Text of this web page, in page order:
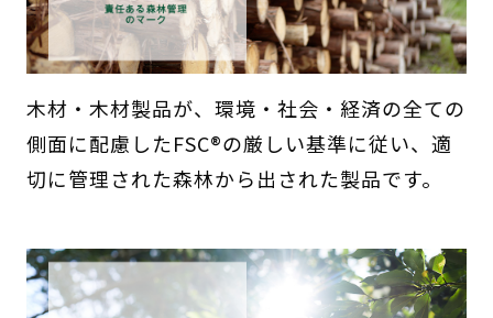
木材・木材製品が、環境・社会・経済の全ての
側面に配慮したFSC®の厳しい基準に従い、適
切に管理された森林から出された製品です。